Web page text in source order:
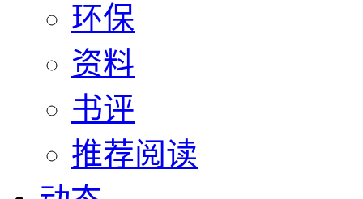
环保
资料
书评
推荐阅读